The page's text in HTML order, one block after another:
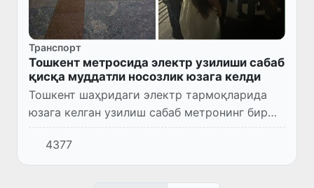
Транспорт
Тошкент метросида электр узилиши сабаб
қисқа муддатли носозлик юзага келди
Тошкент шаҳридаги электр тармоқларида
юзага келган узилиш сабаб метронинг бир
нечта йўналишларида қисқа муддатли
носозлик кузатилди.
4377